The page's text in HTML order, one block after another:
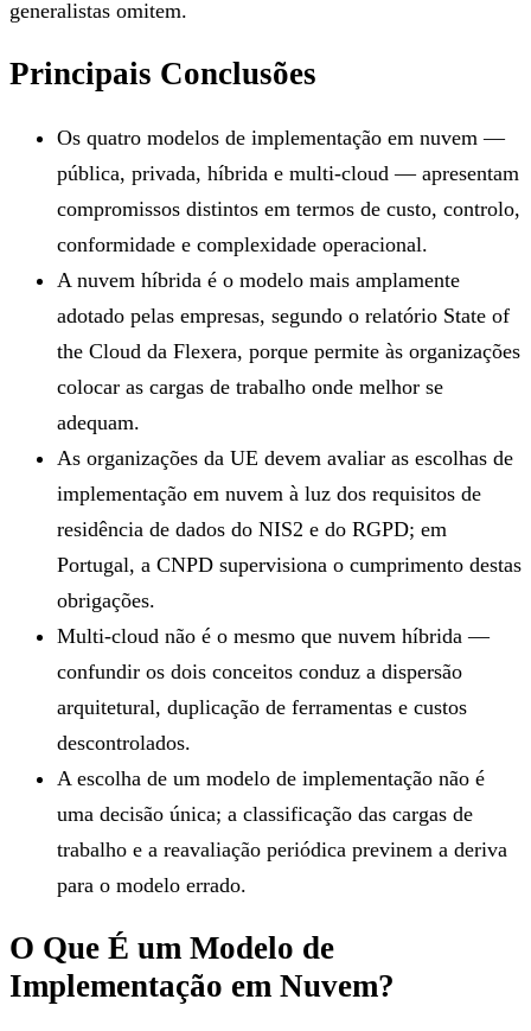
generalistas omitem.
Principais Conclusões
Os quatro modelos de implementação em nuvem —
pública, privada, híbrida e multi-cloud — apresentam
compromissos distintos em termos de custo, controlo,
conformidade e complexidade operacional.
A nuvem híbrida é o modelo mais amplamente
adotado pelas empresas, segundo o relatório State of
the Cloud da Flexera, porque permite às organizações
colocar as cargas de trabalho onde melhor se
adequam.
As organizações da UE devem avaliar as escolhas de
implementação em nuvem à luz dos requisitos de
residência de dados do NIS2 e do RGPD; em
Portugal, a CNPD supervisiona o cumprimento destas
obrigações.
Multi-cloud não é o mesmo que nuvem híbrida —
confundir os dois conceitos conduz a dispersão
arquitetural, duplicação de ferramentas e custos
descontrolados.
A escolha de um modelo de implementação não é
uma decisão única; a classificação das cargas de
trabalho e a reavaliação periódica previnem a deriva
para o modelo errado.
O Que É um Modelo de
Implementação em Nuvem?